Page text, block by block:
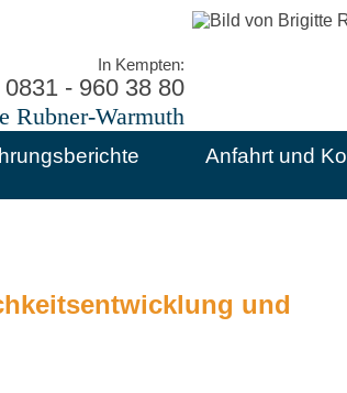
In Kempten:
0831 - 960 38 80
Rubner-Warmuth
Anfahrt und
und